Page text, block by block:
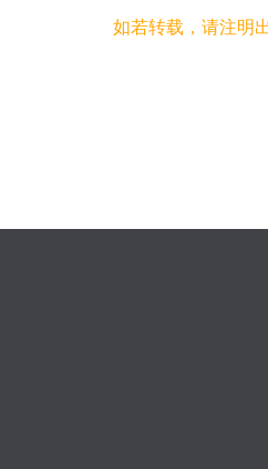
如若转载，请注明